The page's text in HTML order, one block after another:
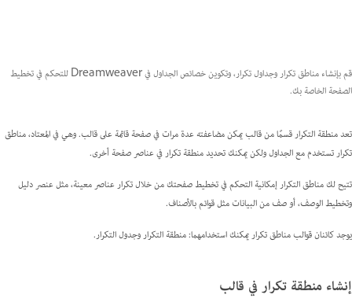
قم بإنشاء مناطق تكرار وجداول تكرار، وتكوين خصائص الجداول في Dreamweaver للتحكم في تخطيط
الصفحة الخاصة بك.
تعد منطقة التكرار قسمًا من قالب يمكن مضاعفته عدة مرات في صفحة قائمة على قالب. وهي في المعتاد، مناطق
تكرار تستخدم مع الجداول ولكن يمكنك تحديد منطقة تكرار في عناصر صفحة أخرى.
تتيح لك مناطق التكرار إمكانية التحكم في تخطيط صفحتك من خلال تكرار عناصر معينة، مثل عنصر دليل
وتخطيط الوصف، أو صف من البيانات مثل قوائم بالأصناف.
يوجد كائنان قوالب مناطق تكرار يمكنك استخدامهما: منطقة التكرار وجدول التكرار.
إنشاء منطقة تكرار في قالب